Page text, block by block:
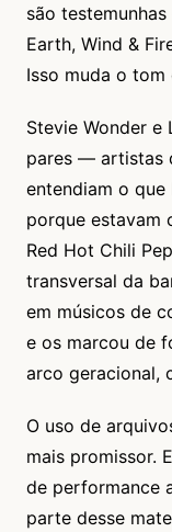
são
Earth, Wind &
Isso muda o
Stevie Wonder e
pares — artistas
entendiam o
porque estavam
Red Hot Chili
transversal da
em músicos de
e os marcou de
arco geracional,
O uso de
mais promissor.
de performance
parte desse